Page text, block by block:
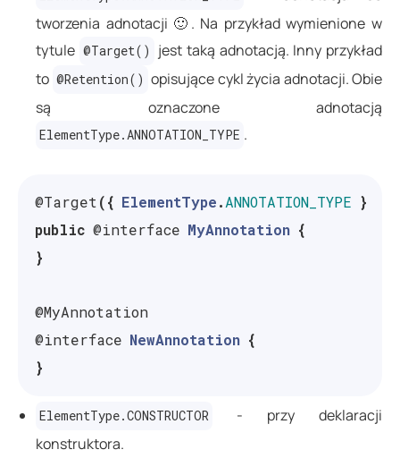
tworzenia adnotacji 🙂. Na przykład wymienione w
tytule @Target()
jest taką adnotacją. Inny przykład
to @Retention() opisujące cykl życia adnotacji. Obie
są oznaczone adnotacją
ElementType.ANNOTATION_TYPE .
@Target ({ ElementType.ANNOTATION_TYPE })
public @interface MyAnnotation {
}
@MyAnnotation
@interface NewAnnotation {
}
ElementType.CONSTRUCTOR
- przy deklaracji
konstruktora.